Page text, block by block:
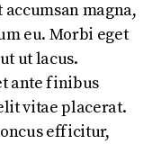
accumsan magna,
eu. Morbi eget
ut lacus.
ante finibus
vitae placerat.
efficitur,